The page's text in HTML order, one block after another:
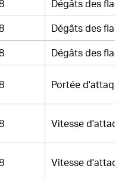
Dégâts des
Dégâts des
Dégâts des
Portée d'attaque
Vitesse
Vitesse